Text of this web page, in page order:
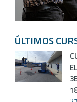
ÚLTIMOS